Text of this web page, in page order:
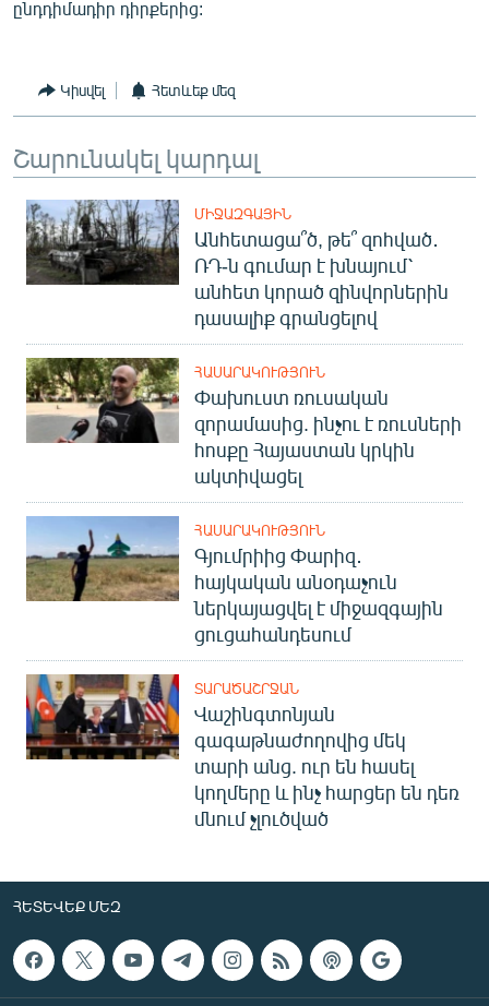
ընդդիմադիր դիրքերից:
Կիսվել Հետևեք մեզ
Շարունակել կարդալ
ՄԻՋԱԶԳԱՅԻՆ
Անհետացա՞ծ, թե՞ զոհված․
ՌԴ-ն գումար է խնայում՝
անհետ կորած զինվորներին
դասալիք գրանցելով
ՀԱՍԱՐԱԿՈՒԹՅՈՒՆ
Փախուստ ռուսական
զորամասից. ինչու է ռուսների
հոսքը Հայաստան կրկին
ակտիվացել
ՀԱՍԱՐԱԿՈՒԹՅՈՒՆ
Գյումրիից Փարիզ․
հայկական անօդաչուն
ներկայացվել է միջազգային
ցուցահանդեսում
ՏԱՐԱԾԱՇՐՋԱՆ
Վաշինգտոնյան
գագաթնաժողովից մեկ
տարի անց. ուր են հասել
կողմերը և ինչ հարցեր են դեռ
մնում չլուծված
ՀԵՏԵՎԵՔ ՄԵԶ